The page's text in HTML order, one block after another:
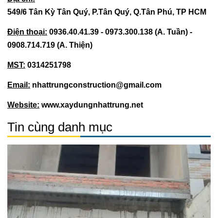
549/6 Tân Kỳ Tân Quý, P.Tân Quý, Q.Tân Phú, TP HCM
Điện thoại: 0936.40.41.39 - 0973.300.138 (A. Tuần) -
0908.714.719 (A. Thiện)
MST: 0314251798
Email: nhattrungconstruction@gmail.com
Website: www.xaydungnhattrung.net
Tin cùng danh mục